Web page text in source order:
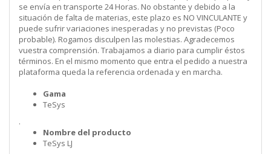
se envía en transporte 24 Horas. No obstante y debido a la
situación de falta de materias, este plazo es NO VINCULANTE y
puede sufrir variaciones inesperadas y no previstas (Poco
probable). Rogamos disculpen las molestias. Agradecemos
vuestra comprensión. Trabajamos a diario para cumplir éstos
términos. En el mismo momento que entra el pedido a nuestra
plataforma queda la referencia ordenada y en marcha.
Gama
TeSys
.
Nombre del producto
TeSys LJ